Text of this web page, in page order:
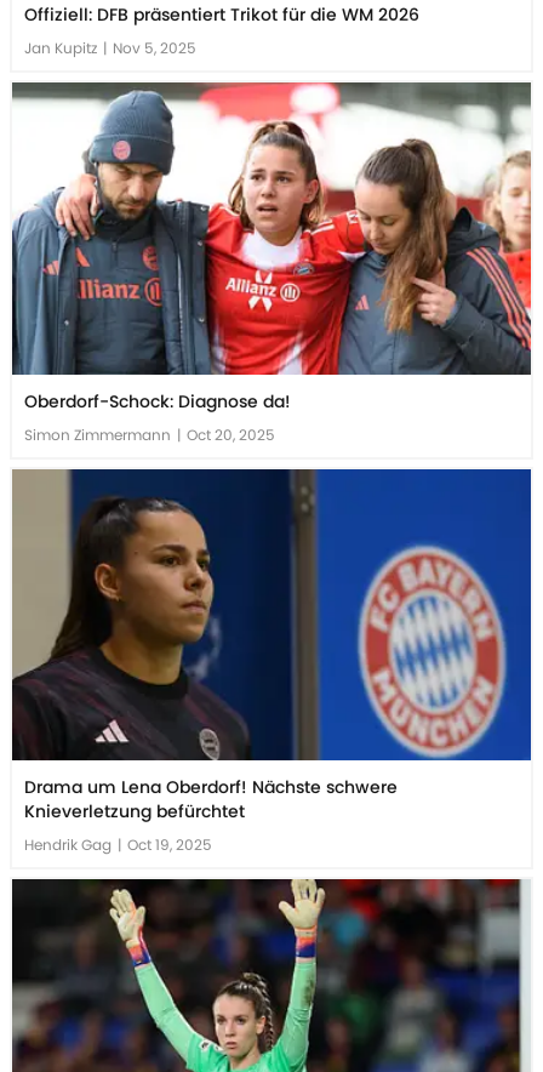
Offiziell: DFB präsentiert Trikot für die WM 2026
Jan Kupitz | Nov 5, 2025
Oberdorf-Schock: Diagnose da!
Simon Zimmermann | Oct 20, 2025
Drama um Lena Oberdorf! Nächste schwere
Knieverletzung befürchtet
Hendrik Gag | Oct 19, 2025